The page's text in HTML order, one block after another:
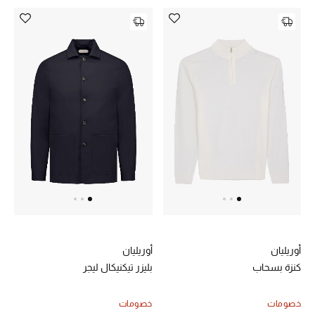
أحذية مختارة
تسوقوا الأحذية
الجمال
خصومات
جميع مستحضرات الجمال
الأكثر مبيعاً
العطور
أوريليان
كنزة بسحاب
خصومات
أوريليان
بليزر تيكنيكال ليجر
خصومات